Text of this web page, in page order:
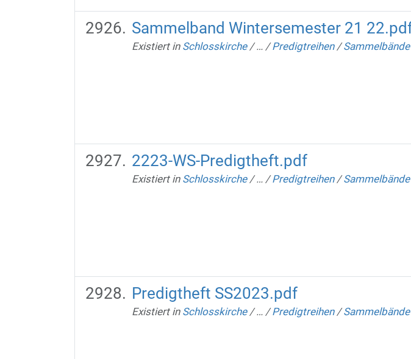
Sammelband Wintersemester 21
Existiert in Schlosskirche /… /Predigtreihen /Sammelbände
2223-WS-Predigtheft.pdf
Existiert in Schlosskirche /… /Predigtreihen /Sammelbände
Predigtheft SS2023.pdf
Existiert in Schlosskirche /… /Predigtreihen /Sammelbände